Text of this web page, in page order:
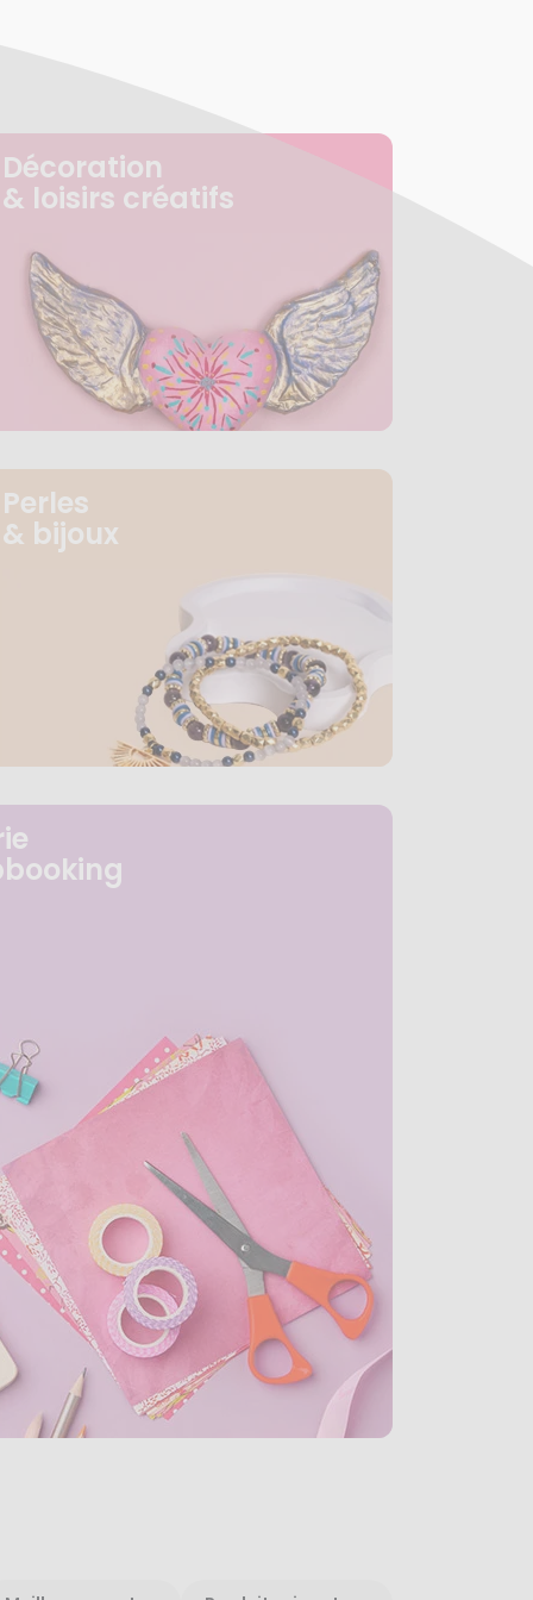
Décoration
& loisirs créatifs
Perles
& bijoux